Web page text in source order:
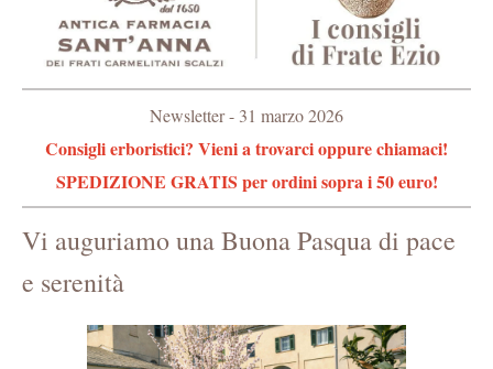
Newsletter - 31 marzo 2026
Consigli erboristici? Vieni a trovarci oppure chiamaci!
SPEDIZIONE GRATIS per ordini sopra i 50 euro!
Vi auguriamo una Buona Pasqua di pace
e serenità